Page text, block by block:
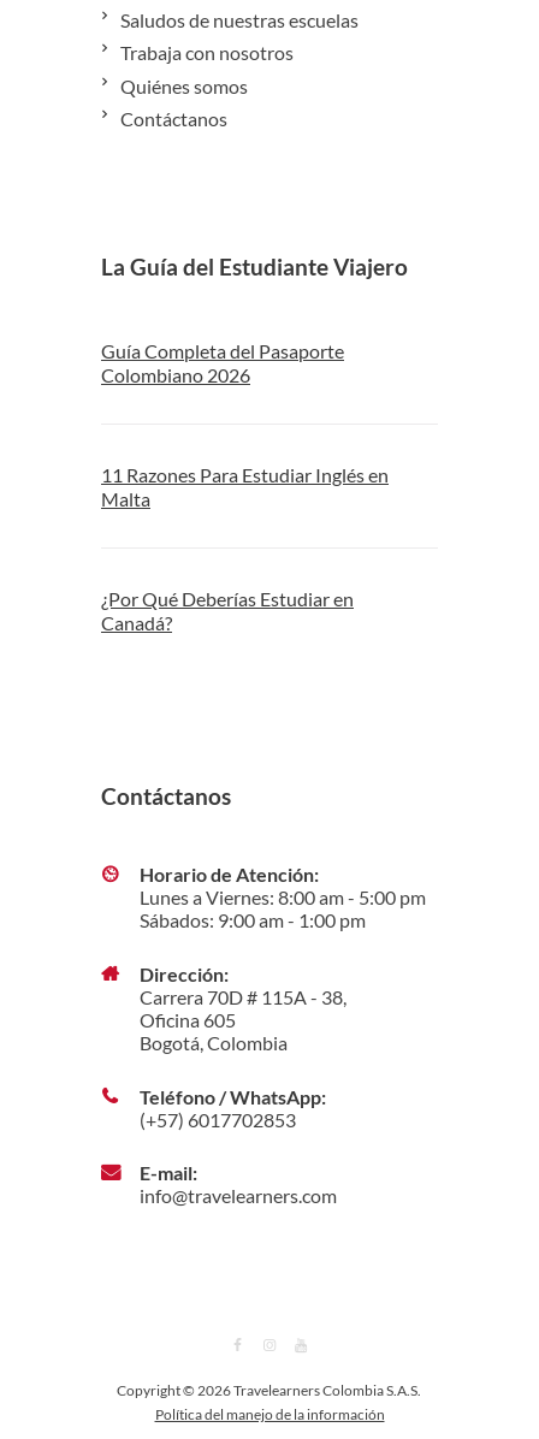
Saludos de nuestras escuelas
Trabaja con nosotros
Quiénes somos
Contáctanos
La Guía del Estudiante Viajero
Guía Completa del Pasaporte
Colombiano 2026
11 Razones Para Estudiar Inglés en
Malta
¿Por Qué Deberías Estudiar en
Canadá?
Contáctanos
Horario de Atención:
Lunes a Viernes: 8:00 am - 5:00 pm
Sábados: 9:00 am - 1:00 pm
Dirección:
Carrera 70D # 115A - 38,
Oficina 605
Bogotá, Colombia
Teléfono / WhatsApp:
(+57) 6017702853
E-mail:
info@travelearners.com
Copyright © 2026 Travelearners Colombia S.A.S.
Política del manejo de la información